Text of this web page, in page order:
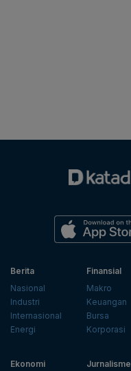
Berita
Nasional
Industri
Internasional
Energi
Finansial
Makro
Keuangan
Bursa
Korporasi
Ekonomi
Jurnalisme